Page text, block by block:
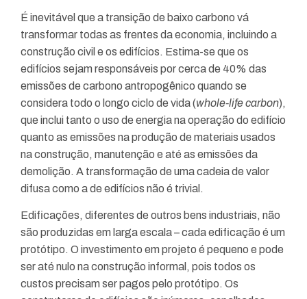
É inevitável que a transição de baixo carbono vá
transformar todas as frentes da economia, incluindo a
construção civil e os edifícios. Estima-se que os
edifícios sejam responsáveis por cerca de 40% das
emissões de carbono antropogênico quando se
considera todo o longo ciclo de vida (whole-life carbon),
que inclui tanto o uso de energia na operação do edifício
quanto as emissões na produção de materiais usados
na construção, manutenção e até as emissões da
demolição. A transformação de uma cadeia de valor
difusa como a de edifícios não é trivial.
Edificações, diferentes de outros bens industriais, não
são produzidas em larga escala – cada edificação é um
protótipo. O investimento em projeto é pequeno e pode
ser até nulo na construção informal, pois todos os
custos precisam ser pagos pelo protótipo. Os